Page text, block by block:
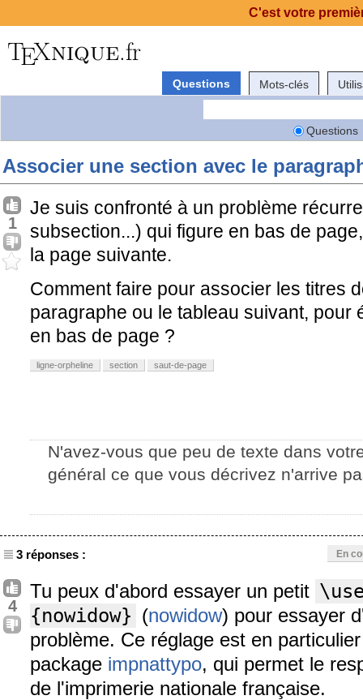
Questions Mots-clés
Questions
Associer une section avec le
1
Je suis confronté à un problème
subsection...) qui figure en bas de
la page suivante.
Comment faire pour associer les titres
paragraphe ou le tableau suivant, pour
en bas de page ?
ligne-orpheline section saut-de-page
N'avez-vous que peu de texte dans
général ce que vous décrivez n'arrive
3 réponses : En
4
Tu peux d'abord essayer un petit
{nowidow} (nowidow) pour essayer
problème. Ce réglage est en
package impnattypo, qui permet le
de l'imprimerie nationale française.
C'est votre